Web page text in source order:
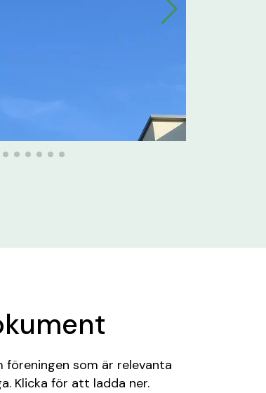
föreningen som är relevanta
Klicka för att ladda ner.